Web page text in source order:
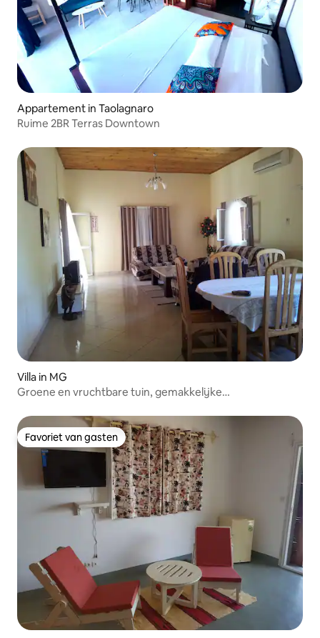
Appartement in Taolagnaro
Ruime 2BR Terras Downtown
Villa in MG
Groene en vruchtbare tuin, gemakkelijke
Favoriet van gasten
Favoriet van gasten